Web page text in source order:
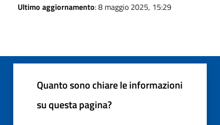
Ultimo aggiornamento: 8 maggio 2025, 15:29
Quanto sono chiare le informazioni
su questa pagina?